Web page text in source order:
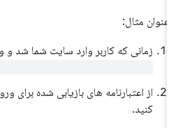
عنوان مثال:
زمانی که کاربر وارد سایت شما شد و
از اعتبارنامه های بازیابی شده برای ورود
کنید.